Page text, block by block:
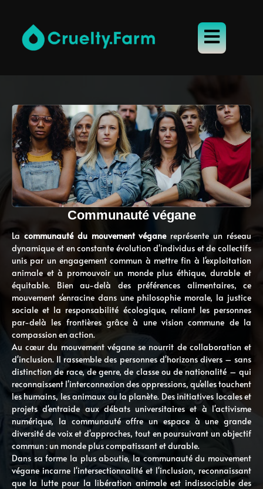
Communauté végane
La communauté du mouvement véganereprésente un réseau
dynamique et en constante évolution d'individus et de collectifs
unis par un engagement commun à mettre fin à l'exploitation
animale et à promouvoir un monde plus éthique, durable et
équitable. Bien au-delà des préférences alimentaires, ce
mouvement s'enracine dans une philosophie morale, la justice
sociale et la responsabilité écologique, reliant les personnes
par-delà les frontières grâce à une vision commune de la
compassion en action.
Au cœur du mouvement végane se nourrit de collaboration et
d'inclusion. Il rassemble des personnes d'horizons divers – sans
distinction de race, de genre, de classe ou de nationalité – qui
reconnaissent l'interconnexion des oppressions, qu'elles touchent
les humains, les animaux ou la planète. Des initiatives locales et
projets d'entraide aux débats universitaires et à l'activisme
numérique, la communauté offre un espace à une grande
diversité de voix et d'approches, tout en poursuivant un objectif
commun : un monde plus compatissant et durable.
Dans sa forme la plus aboutie, la communauté du mouvement
végane incarne l'intersectionnalité et l'inclusion, reconnaissant
que la lutte pour la libération animale est indissociable des